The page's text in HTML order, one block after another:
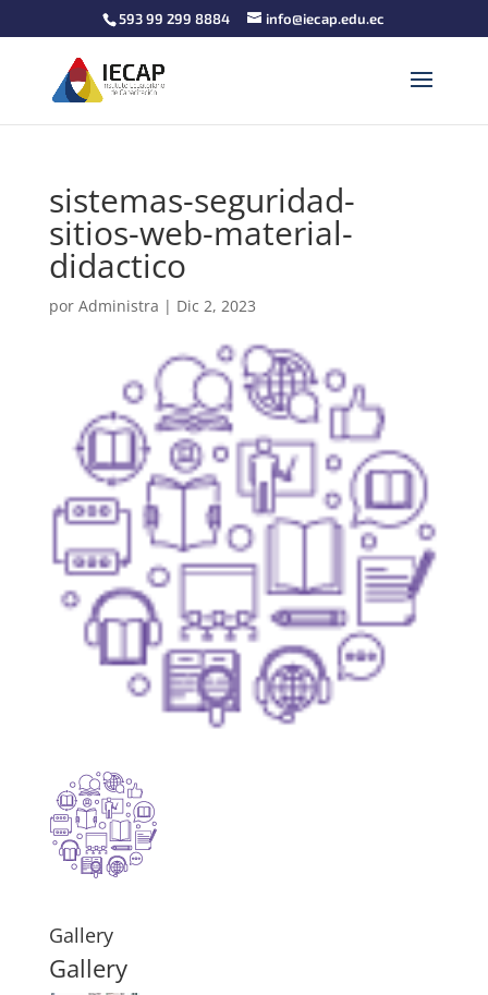
593 99 299 8884 info@iecap.edu.ec
sistemas-seguridad-
sitios-web-material-
didactico
por Administra | Dic 2, 2023
Gallery
Gallery